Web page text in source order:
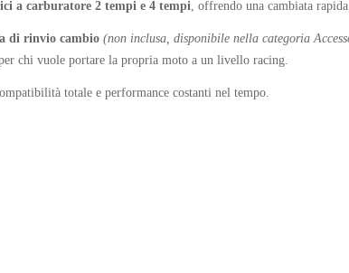
a carburatore 2 tempi e 4 tempi, offrendo una cambiata
di rinvio cambio (non inclusa, disponibile nella categoria
chi vuole portare la propria moto a un livello racing.
totale e performance costanti nel tempo.